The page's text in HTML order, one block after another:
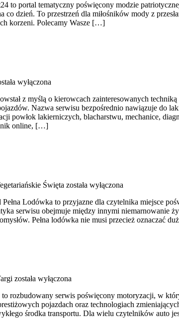
to portal tematyczny poświęcony modzie
dzień. To przestrzeń dla miłośników mody z
korzeni. Polecamy Wasze […]
wyłączona
z myślą o kierowcach zainteresowanych
Nazwa serwisu bezpośrednio nawiązuje do
powłok lakierniczych, blacharstwu, mechanice,
online, […]
Święta została wyłączona
Lodówka to przyjazne dla czytelnika miejsce
serwisu obejmuje między innymi niemarnowanie
Pełna lodówka nie musi przecież oznaczać
została wyłączona
serwis poświęcony motoryzacji, w
pojazdach oraz technologiach
środka transportu. Dla wielu czytelników auto